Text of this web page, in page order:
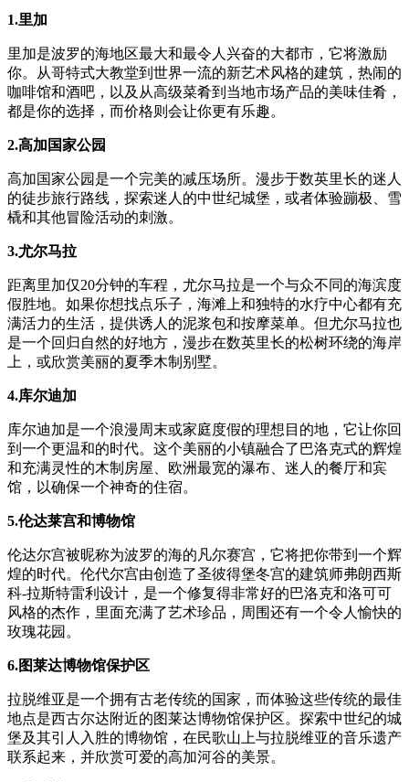
1.里加
里加是波罗的海地区最大和最令人兴奋的大都市，它将激励
你。从哥特式大教堂到世界一流的新艺术风格的建筑，热闹的
咖啡馆和酒吧，以及从高级菜肴到当地市场产品的美味佳肴，
都是你的选择，而价格则会让你更有乐趣。
2.高加国家公园
高加国家公园是一个完美的减压场所。漫步于数英里长的迷人
的徒步旅行路线，探索迷人的中世纪城堡，或者体验蹦极、雪
橇和其他冒险活动的刺激。
3.尤尔马拉
距离里加仅20分钟的车程，尤尔马拉是一个与众不同的海滨度
假胜地。如果你想找点乐子，海滩上和独特的水疗中心都有充
满活力的生活，提供诱人的泥浆包和按摩菜单。但尤尔马拉也
是一个回归自然的好地方，漫步在数英里长的松树环绕的海岸
上，或欣赏美丽的夏季木制别墅。
4.库尔迪加
库尔迪加是一个浪漫周末或家庭度假的理想目的地，它让你回
到一个更温和的时代。这个美丽的小镇融合了巴洛克式的辉煌
和充满灵性的木制房屋、欧洲最宽的瀑布、迷人的餐厅和宾
馆，以确保一个神奇的住宿。
5.伦达莱宫和博物馆
伦达尔宫被昵称为波罗的海的凡尔赛宫，它将把你带到一个辉
煌的时代。伦代尔宫由创造了圣彼得堡冬宫的建筑师弗朗西斯
科-拉斯特雷利设计，是一个修复得非常好的巴洛克和洛可可
风格的杰作，里面充满了艺术珍品，周围还有一个令人愉快的
玫瑰花园。
6.图莱达博物馆保护区
拉脱维亚是一个拥有古老传统的国家，而体验这些传统的最佳
地点是西古尔达附近的图莱达博物馆保护区。探索中世纪的城
堡及其引人入胜的博物馆，在民歌山上与拉脱维亚的音乐遗产
联系起来，并欣赏可爱的高加河谷的美景。